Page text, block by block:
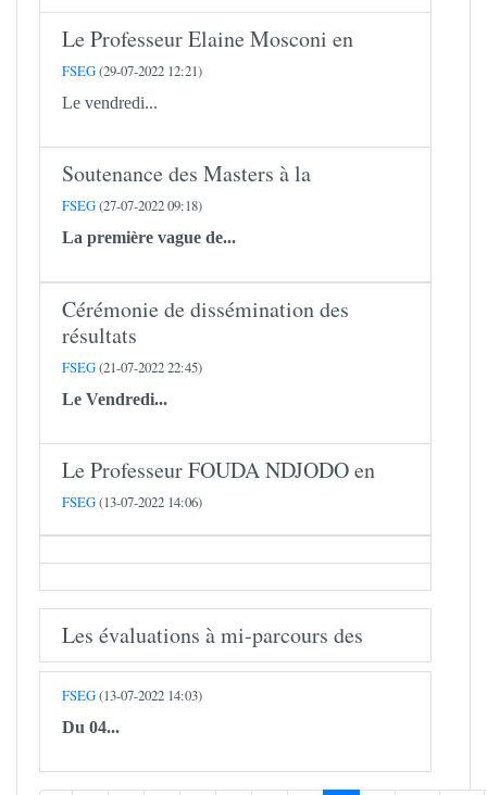
Le Professeur Elaine Mosconi en
FSEG(29-07-2022 12:21)
Le vendredi...
Soutenance des Masters à la
FSEG(27-07-2022 09:18)
La première vague de...
Cérémonie de dissémination des
résultats
FSEG(21-07-2022 22:45)
Le Vendredi...
Le Professeur FOUDA NDJODO en
FSEG(13-07-2022 14:06)
Les évaluations à mi-parcours des
FSEG(13-07-2022 14:03)
Du 04...